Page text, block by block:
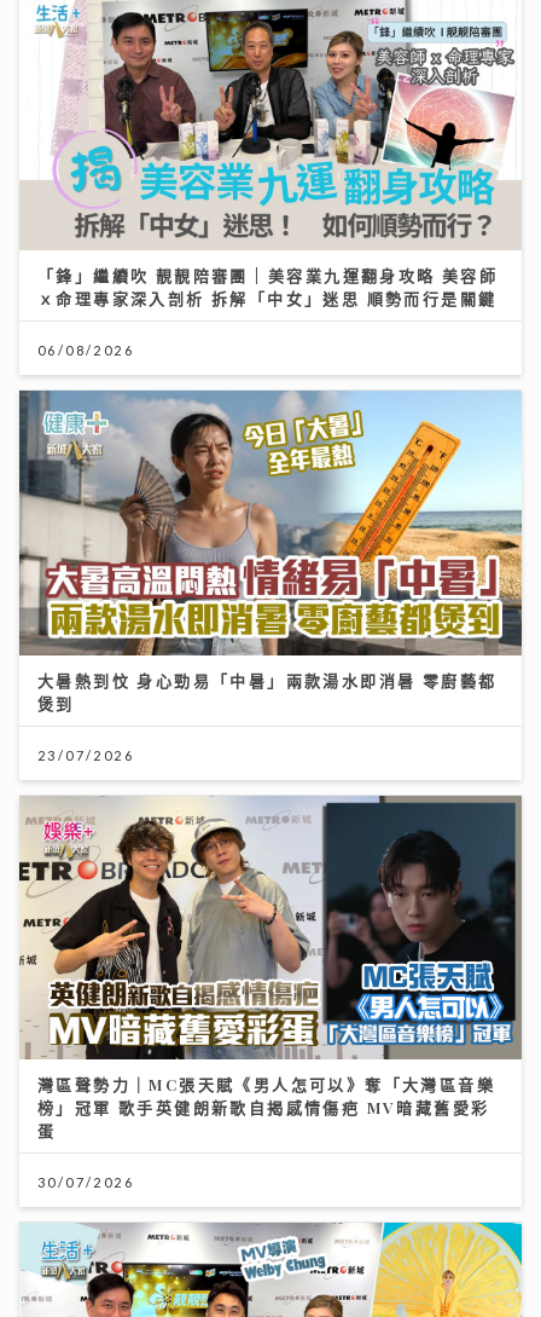
「鋒」繼續吹 靚靚陪審團 | 美容業九運翻身攻略 美容師
ｘ命理專家深入剖析 拆解「中女」迷思 順勢而行是關鍵
06/08/2026
大暑熱到忟 身心勁易「中暑」兩款湯水即消暑 零廚藝都
煲到
23/07/2026
灣區聲勢力｜MC張天賦《男人怎可以》奪「大灣區音樂
榜」冠軍 歌手英健朗新歌自揭感情傷疤 MV暗藏舊愛彩
蛋
30/07/2026